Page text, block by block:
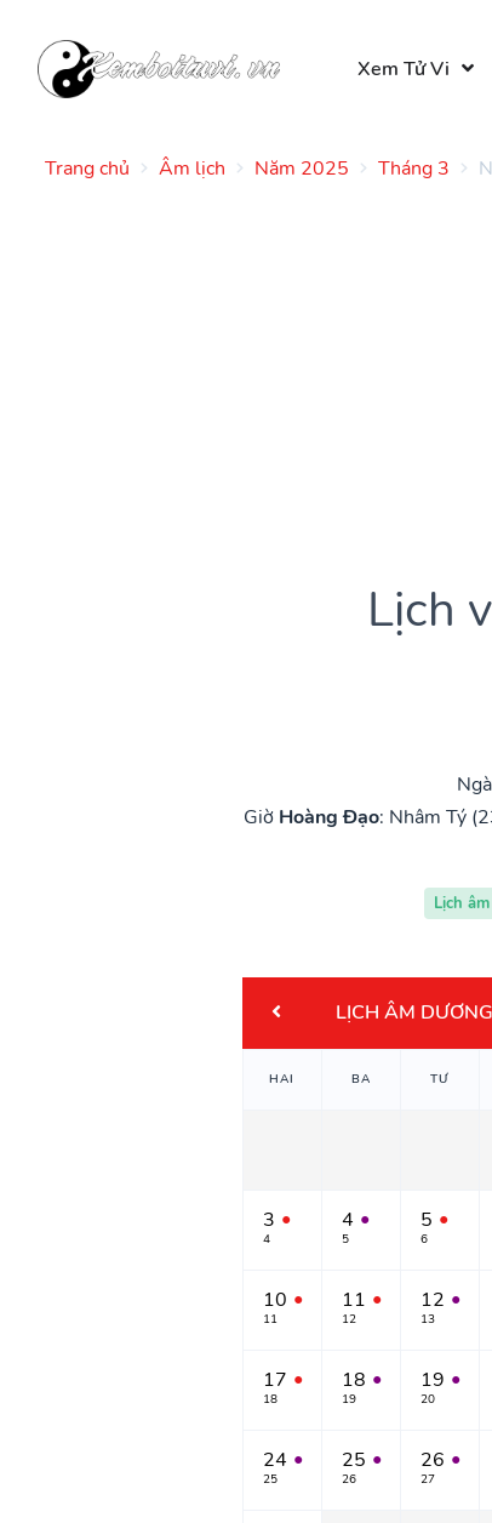
Xem Tử Vi
Trang chủ Âm lịch Năm 2025 Tháng 3
Lịch
Giờ Hoàng Đạo: Nhâm Tý
Lịch
LỊCH ÂM
HAI BA TƯ
3 ●
4
4 ●
5
5 ●
6
10 ●
11
11 ●
12
12 ●
13
17 ●
18
18 ●
19
19 ●
20
24 ●
25
25 ●
26
26 ●
27